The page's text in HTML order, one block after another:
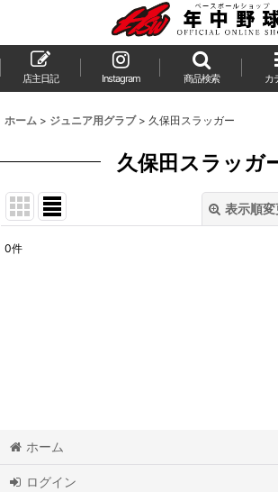
店主日記 Instagram 商品検索 カ
ホーム > ジュニア用グラブ > 久保田スラッガー
久保田スラッガ
表示順変
0件
ホーム
ログイン